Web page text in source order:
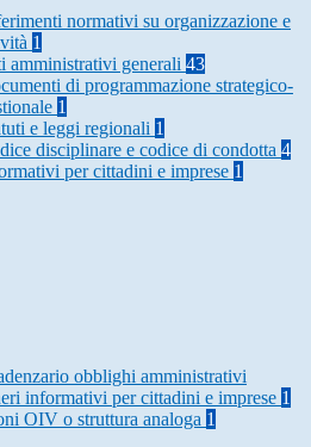
normativi su organizzazione e
1
amministrativi generali 43
di programmazione strategico-
1
e leggi regionali 1
disciplinare e codice di condotta 4
per cittadini e imprese 1
obblighi amministrativi
informativi per cittadini e imprese 1
OIV o struttura analoga 1